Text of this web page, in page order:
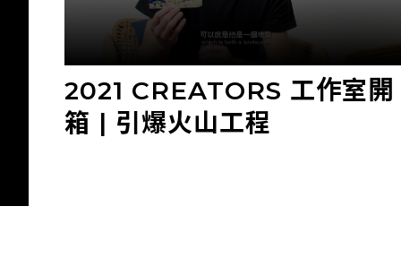
2021 CREATORS 工作室開
箱 | 引爆火山工程